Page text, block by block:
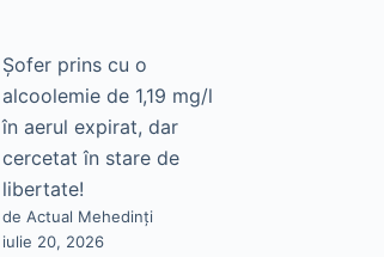
Șofer prins cu o
alcoolemie de 1,19 mg/l
în aerul expirat, dar
cercetat în stare de
libertate!
de Actual Mehedinți
iulie 20, 2026